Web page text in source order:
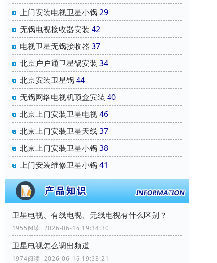
上门安装电视卫星小锅 29
无锅电视接收器安装 42
电视卫星无锅接收器 37
北京户户通卫星锅安装 34
北京安装卫星锅 44
无锅网络电视机顶盒安装 40
北京上门安装卫星电视46
北京上门安装卫星天线37
北京上门安装卫星小锅 38
上门安装维修卫星小锅 41
卫星电视、有线电视、无线电视有什么区别？
1955阅读 2026-06-16 19:34:30
卫星电视怎么调出频道
1974阅读 2026-06-16 19:33:21